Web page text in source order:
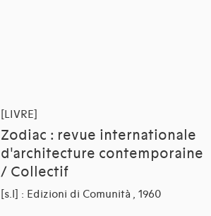
[LIVRE]
Zodiac : revue internationale
d'architecture contemporaine
/ Collectif
[s.l] : Edizioni di Comunità , 1960